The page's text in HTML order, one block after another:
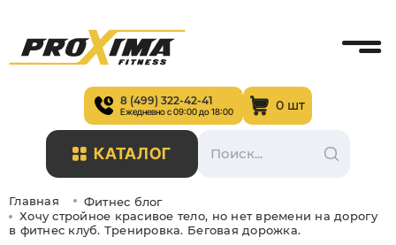
8 (499) 322-42-41
Ежедневно с 09:00 до 18:00 0 шт
КАТАЛОГ
Главная
Фитнес блог
Хочу стройное красивое тело, но нет времени на дорогу
в фитнес клуб. Тренировка. Беговая дорожка.